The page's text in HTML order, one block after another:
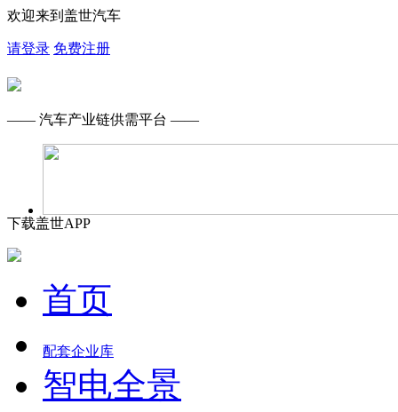
欢迎来到盖世汽车
请登录 免费注册
—— 汽车产业链供需平台 ——
下载盖世APP
首页
配套企业库
智电全景